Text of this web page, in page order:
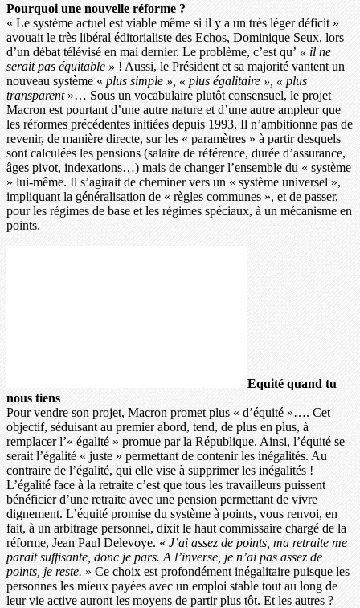
Pourquoi une nouvelle réforme ?
« Le système actuel est viable même si il y a un très léger déficit »
avouait le très libéral éditorialiste des Echos, Dominique Seux, lors
d’un débat télévisé en mai dernier. Le problème, c’est qu’ « il ne
serait pas équitable » ! Aussi, le Président et sa majorité vantent un
nouveau système « plus simple », « plus égalitaire », « plus
transparent»… Sous un vocabulaire plutôt consensuel, le projet
Macron est pourtant d’une autre nature et d’une autre ampleur que
les réformes précédentes initiées depuis 1993. Il n’ambitionne pas de
revenir, de manière directe, sur les « paramètres » à partir desquels
sont calculées les pensions (salaire de référence, durée d’assurance,
âges pivot, indexations…) mais de changer l’ensemble du « système
» lui-même. Il s’agirait de cheminer vers un « système universel »,
impliquant la généralisation de « règles communes », et de passer,
pour les régimes de base et les régimes spéciaux, à un mécanisme en
points.
Equité quand tu
nous tiens
Pour vendre son projet, Macron promet plus « d’équité »…. Cet
objectif, séduisant au premier abord, tend, de plus en plus, à
remplacer l’« égalité » promue par la République. Ainsi, l’équité se
serait l’égalité « juste » permettant de contenir les inégalités. Au
contraire de l’égalité, qui elle vise à supprimer les inégalités !
L’égalité face à la retraite c’est que tous les travailleurs puissent
bénéficier d’une retraite avec une pension permettant de vivre
dignement. L’équité promise du système à points, vous renvoi, en
fait, à un arbitrage personnel, dixit le haut commissaire chargé de la
réforme, Jean Paul Delevoye. « J’ai assez de points, ma retraite me
parait suffisante, donc je pars. A l’inverse, je n’ai pas assez de
points, je reste. » Ce choix est profondément inégalitaire puisque les
personnes les mieux payées avec un emploi stable tout au long de
leur vie active auront les moyens de partir plus tôt. Et les autres ?